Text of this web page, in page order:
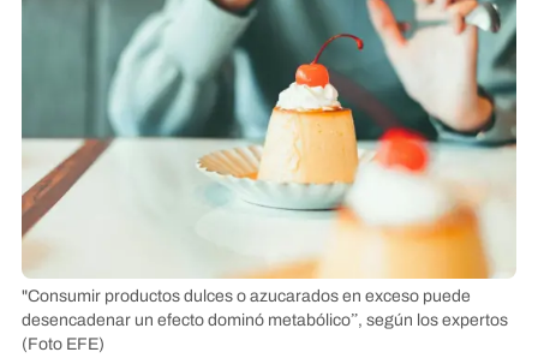
"Consumir productos dulces o azucarados en exceso puede
desencadenar un efecto dominó metabólico”, según los expertos
(Foto EFE)